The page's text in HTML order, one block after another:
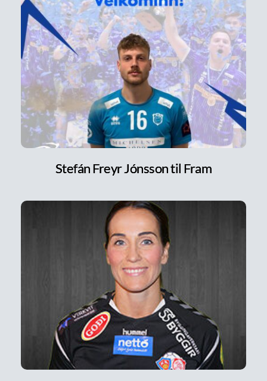
Stefán Freyr Jónsson til Fram